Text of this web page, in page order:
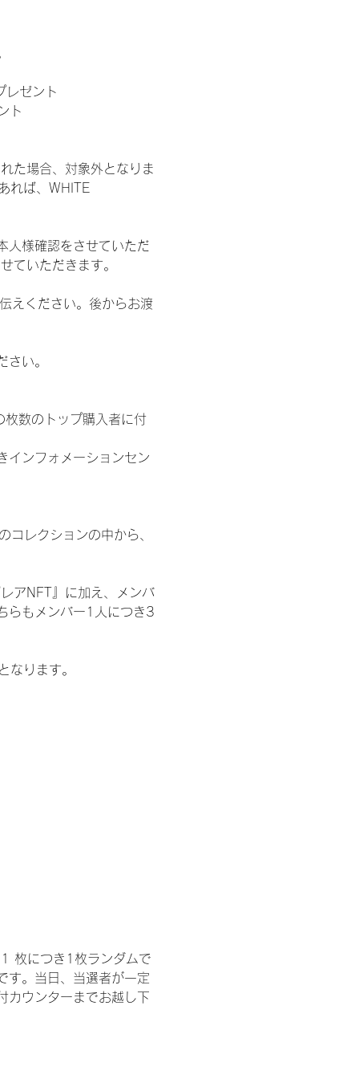
レゼント
ト
た場合、対象外となりま
れば、WHITE
人様確認をさせていただ
ていただきます。
えください。後からお渡
い。
数のトップ購入者に付
インフォメーションセン
レクションの中から、
アNFT』に加え、メンバ
らもメンバー1人につき3
なります。
枚につき1枚ランダムで
す。当日、当選者が一定
カウンターまでお越し下